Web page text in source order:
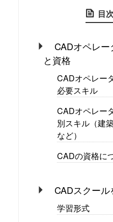
目次
CADオペレ
と資格
CADオペレー
必要スキル
CADオペレー
別スキル（建
など）
CADの資格に
CADスクール
学習形式